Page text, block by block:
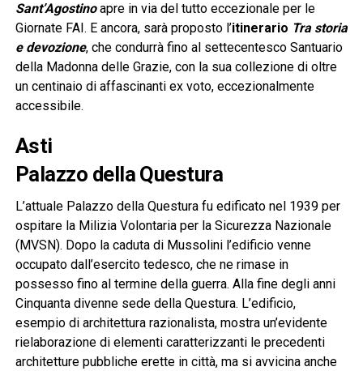
Sant’Agostinoapre in via del tutto eccezionale per le
Giornate FAI. E ancora, sarà proposto l’itinerario Tra storia
e devozione, che condurrà fino al settecentesco Santuario
della Madonna delle Grazie, con la sua collezione di oltre
un centinaio di affascinanti ex voto, eccezionalmente
accessibile.
Asti
Palazzo della Questura
L’attuale Palazzo della Questura fu edificato nel 1939 per
ospitare la Milizia Volontaria per la Sicurezza Nazionale
(MVSN). Dopo la caduta di Mussolini l’edificio venne
occupato dall’esercito tedesco, che ne rimase in
possesso fino al termine della guerra. Alla fine degli anni
Cinquanta divenne sede della Questura. L’edificio,
esempio di architettura razionalista, mostra un’evidente
rielaborazione di elementi caratterizzanti le precedenti
architetture pubbliche erette in città, ma si avvicina anche